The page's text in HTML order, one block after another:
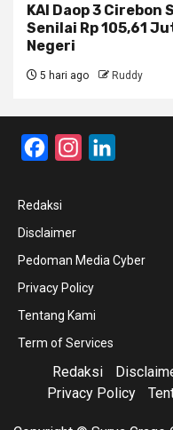
KAI Daop 3
Senilai Rp 105,61
Negeri
5 hari ago Ruddy
FacebookInstagram
Redaksi
Disclaimer
Pedoman Media Cyber
Privacy Policy
Tentang Kami
Term of Services
Redaksi
Privacy Policy